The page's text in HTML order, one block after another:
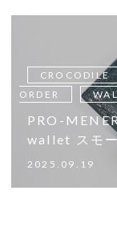
CROCODILE
ORDER
PRO-
wallet スモ
2025.09.19